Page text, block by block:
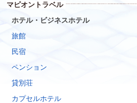
マピオントラベル
ホテル・ビジネスホテル
旅館
民宿
ペンション
貸別荘
カプセルホテル